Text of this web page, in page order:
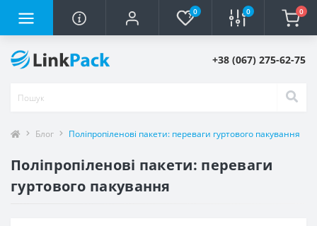
0 0 0
+38 (067) 275-62-75
Блог Поліпропіленові пакети: переваги гуртового пакування
Поліпропіленові пакети: переваги
гуртового пакування